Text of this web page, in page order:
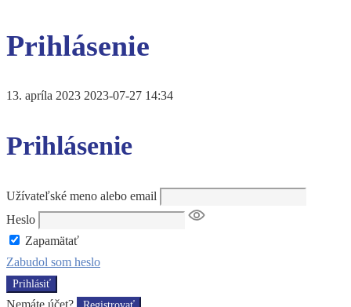
Prihlásenie
13. apríla 2023 2023-07-27 14:34
Prihlásenie
Užívateľské meno alebo email
Heslo
Zapamätať
Zabudol som heslo
Prihlásiť
Nemáte účet?